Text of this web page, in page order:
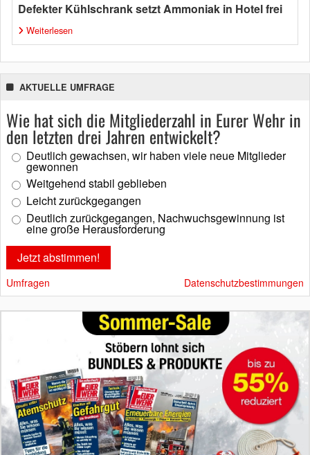
Defekter Kühlschrank setzt Ammoniak in Hotel frei
Weiterlesen
AKTUELLE UMFRAGE
Wie hat sich die Mitgliederzahl in Eurer Wehr in
den letzten drei Jahren entwickelt?
Deutlich gewachsen, wir haben viele neue Mitglieder
gewonnen
Weitgehend stabil geblieben
Leicht zurückgegangen
Deutlich zurückgegangen, Nachwuchsgewinnung ist
eine große Herausforderung
Umfragen Datenschutzbestimmungen